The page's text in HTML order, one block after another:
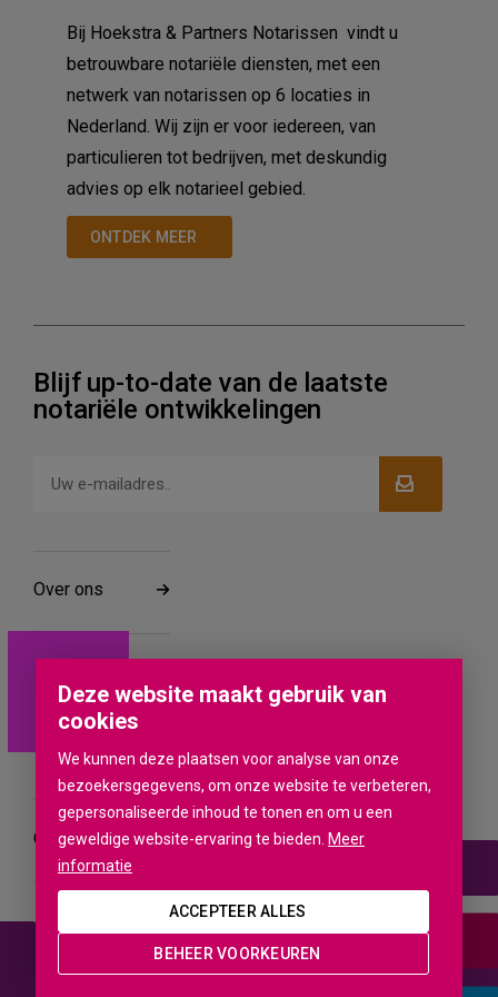
Deze website maakt gebruik van
cookies
We kunnen deze plaatsen voor analyse van onze
bezoekersgegevens, om onze website te verbeteren,
gepersonaliseerde inhoud te tonen en om u een
geweldige website-ervaring te bieden. Meer
informatie
BEHEER VOORKEUREN
ACCEPTEER ALLES
Bij Hoekstra & Partners Notarissen vindt u
betrouwbare notariële diensten, met een
netwerk van notarissen op 6 locaties in
Nederland. Wij zijn er voor iedereen, van
particulieren tot bedrijven, met deskundig
advies op elk notarieel gebied.
ONTDEK MEER
Blijf up-to-date van de laatste
notariële ontwikkelingen
Over ons
Vestigingen
Contact